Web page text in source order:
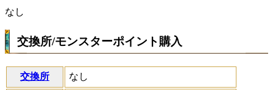
なし
交換所/モンスターポイント購入
交換所 なし